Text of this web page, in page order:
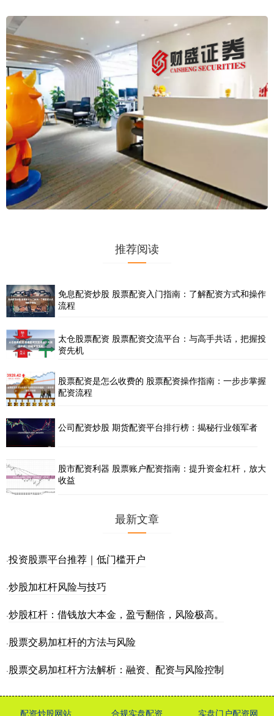
推荐阅读
免息配资炒股 股票配资入门指南：了解配资方式和操作
流程
太仓股票配资 股票配资交流平台：与高手共话，把握投
资先机
股票配资是怎么收费的 股票配资操作指南：一步步掌握
配资流程
公司配资炒股 期货配资平台排行榜：揭秘行业领军者
股市配资利器 股票账户配资指南：提升资金杠杆，放大
收益
最新文章
·投资股票平台推荐｜低门槛开户
·炒股加杠杆风险与技巧
·炒股杠杆：借钱放大本金，盈亏翻倍，风险极高。
·股票交易加杠杆的方法与风险
·股票交易加杠杆方法解析：融资、配资与风险控制
配资炒股网站 合规实盘配资 实盘门户配资网